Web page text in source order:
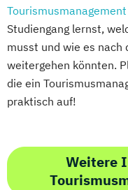
Studiengang lernst,
musst und wie es
weitergehen könnten.
die ein
praktisch auf!
Weitere